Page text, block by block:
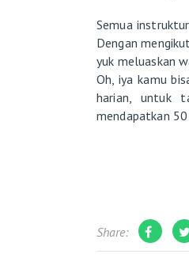
Semua
Dengan
yuk meluaskan
Oh, iya kamu
harian, untuk
mendapatkan
Share: